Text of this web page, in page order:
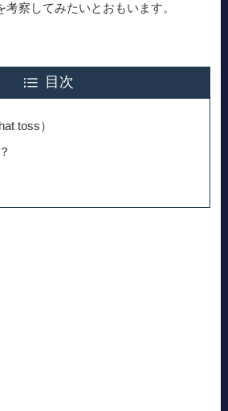
察してみたいとおもいます。
目次
toss）